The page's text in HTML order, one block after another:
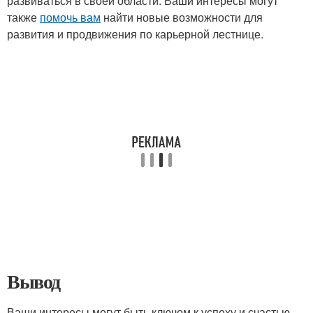
также помочь вам найти новые возможности для
развития и продвижения по карьерной лестнице.
Вывод